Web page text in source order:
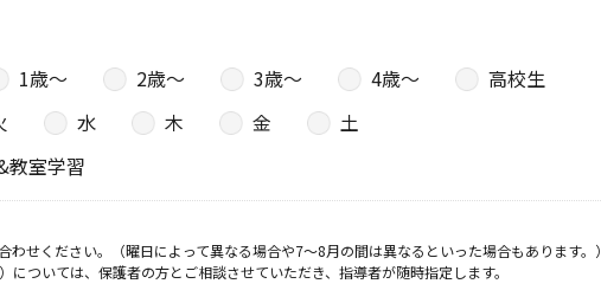
1歳〜 2歳〜 3歳〜 4歳〜
高校生
水 木 金
土
教室学習
せください。（曜日によって異なる場合や7～8月の間は異なるといった場合もあります。）
ついては、保護者の方とご相談させていただき、指導者が随時指定します。